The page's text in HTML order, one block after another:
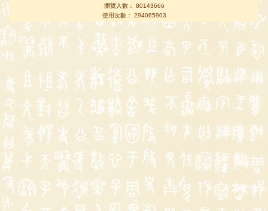
瀏覽人數： 80143666
使用次數： 294065903